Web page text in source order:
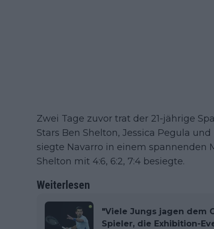
Zwei Tage zuvor trat der 21-jährige
Stars Ben Shelton, Jessica Pegula
siegte Navarro in einem spannenden
Shelton mit 4:6, 6:2, 7:4 besiegte.
Weiterlesen
"Viele Jungs jagen dem
Spieler, die Exhibition-